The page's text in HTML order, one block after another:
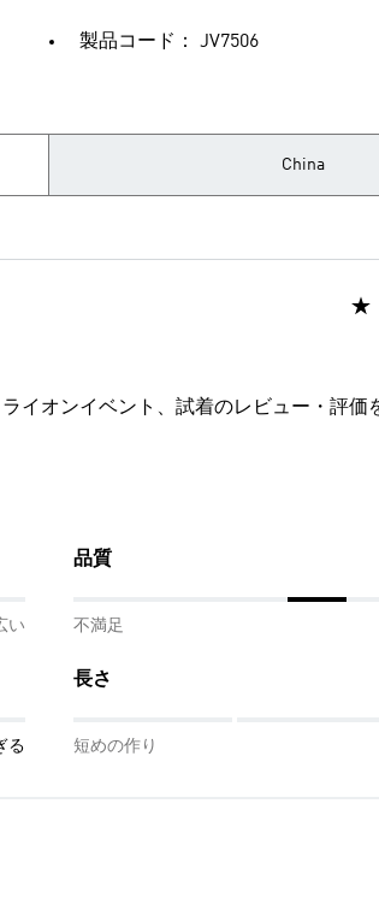
製品コード： JV7506
China
イオンイベント、試着のレビュー・評価
い
品質
不満足
る
長さ
短めの作り